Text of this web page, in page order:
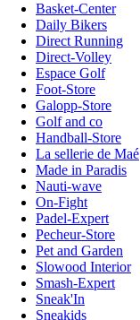
Basket-Center
Daily Bikers
Direct Running
Direct-Volley
Espace Golf
Foot-Store
Galopp-Store
Golf and co
Handball-Store
La sellerie de Maé
Made in Paradis
Nauti-wave
On-Fight
Padel-Expert
Pecheur-Store
Pet and Garden
Slowood Interior
Smash-Expert
Sneak'In
Sneakids